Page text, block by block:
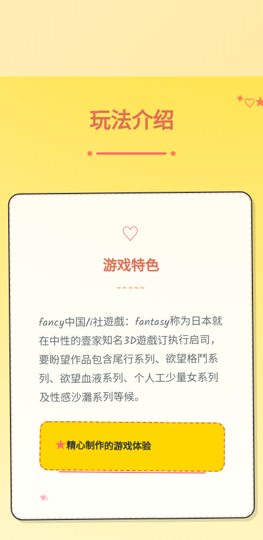
玩法介绍
✦♡
♡
游戏特色
~~~~~
fancy中国/i社遊戲：fantasy称为日本就
在中性的壹家知名3D遊戲订执行启司，
要盼望作品包含尾行系列、欲望格鬥系
列、欲望血液系列、个人工少量女系列
及性感沙灘系列等候。
★精心制作的游戏体验
♥
✧
→